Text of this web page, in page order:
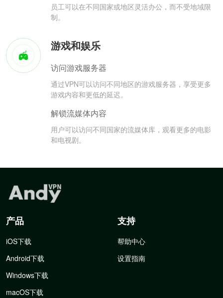
员工可以在不同国家或地区灵活办公，而不受地域限
制。
游戏和娱乐
访问游戏服务器
通过VPN可以访问不同地区的游戏服务器，享受更多
游戏内容和更低的延迟。
解锁流媒体内容
用户可以访问不同国家的流媒体库，观看更多的电影
和电视剧。
产品
iOS下载
Android下载
Windows下载
macOS下载
支持
帮助中心
设置指南